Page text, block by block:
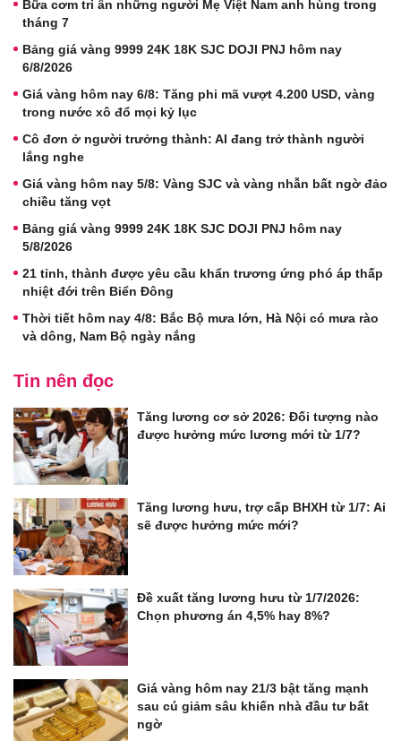
Bữa cơm tri ân những người Mẹ Việt Nam anh hùng trong
tháng 7
Bảng giá vàng 9999 24K 18K SJC DOJI PNJ hôm nay
6/8/2026
Giá vàng hôm nay 6/8: Tăng phi mã vượt 4.200 USD, vàng
trong nước xô đổ mọi kỷ lục
Cô đơn ở người trưởng thành: AI đang trở thành người
lắng nghe
Giá vàng hôm nay 5/8: Vàng SJC và vàng nhẫn bất ngờ đảo
chiều tăng vọt
Bảng giá vàng 9999 24K 18K SJC DOJI PNJ hôm nay
5/8/2026
21 tỉnh, thành được yêu cầu khẩn trương ứng phó áp thấp
nhiệt đới trên Biển Đông
Thời tiết hôm nay 4/8: Bắc Bộ mưa lớn, Hà Nội có mưa rào
và dông, Nam Bộ ngày nắng
Tin nên đọc
Tăng lương cơ sở 2026: Đối tượng nào
được hưởng mức lương mới từ 1/7?
Tăng lương hưu, trợ cấp BHXH từ 1/7: Ai
sẽ được hưởng mức mới?
Đề xuất tăng lương hưu từ 1/7/2026:
Chọn phương án 4,5% hay 8%?
Giá vàng hôm nay 21/3 bật tăng mạnh
sau cú giảm sâu khiến nhà đầu tư bất
ngờ